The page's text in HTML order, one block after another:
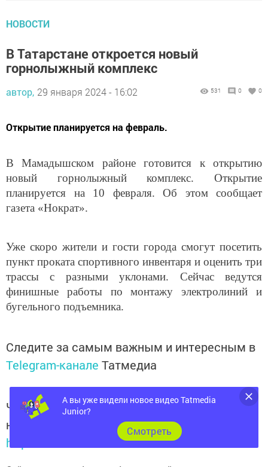
НОВОСТИ
В Татарстане откроется новый
горнолыжный комплекс
автор, 29 января 2024 - 16:02 531 0 0
Открытие планируется на февраль.
В Мамадышском районе готовится к открытию
новый горнолыжный комплекс. Открытие
планируется на 10 февраля. Об этом сообщает
газета «Нократ».
Уже скоро жители и гости города смогут посетить
пункт проката спортивного инвентаря и оценить три
трассы с разными уклонами. Сейчас ведутся
финишные работы по монтажу электролиний и
бугельного подъемника.
Следите за самым важным и интересным в
Telegram-канале Татмедиа
Читайте новости Татарстана в
национальном мессенджере MАХ:
https://max.ru/tatmedia
А вы уже видели новое видео Tatmedia
Junior?
Cмотреть